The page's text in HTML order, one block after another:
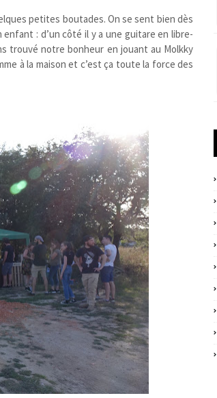
petites boutades. On se sent bien dès
: d’un côté il y a une guitare en libre-
trouvé notre bonheur en jouant au Molkky
à la maison et c’est ça toute la force des